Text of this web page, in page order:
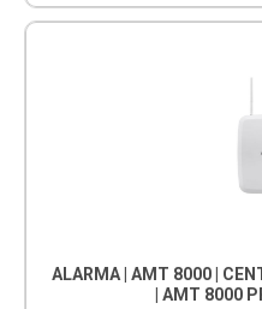
ALARMA | AMT 8000 |
| AMT 8000